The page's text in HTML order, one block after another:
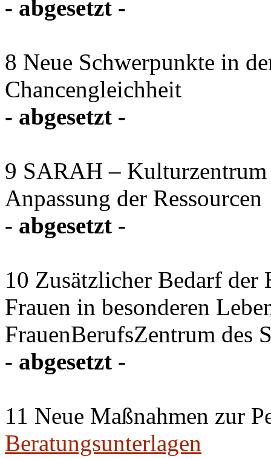
- abgesetzt -
8 Neue Schwerpunkte in
Chancengleichheit
- abgesetzt -
9 SARAH – Kulturzentrum
Anpassung der Ressourcen
- abgesetzt -
10 Zusätzlicher Bedarf
Frauen in besonderen
FrauenBerufsZentrum des
- abgesetzt -
11 Neue Maßnahmen zur
Beratungsunterlagen